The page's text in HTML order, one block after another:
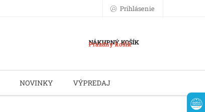
Prihlásenie
NÁKUPNÝ KOŠÍK
Prázdny košík
NOVINKY VÝPREDAJ